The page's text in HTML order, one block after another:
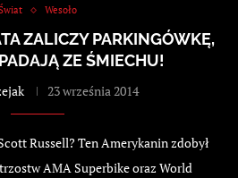
Wesoło
ZALICZY PARKINGÓWKĘ,
ZE ŚMIECHU!
23 września 2014
Russell? Ten Amerykanin zdobył
AMA Superbike oraz World